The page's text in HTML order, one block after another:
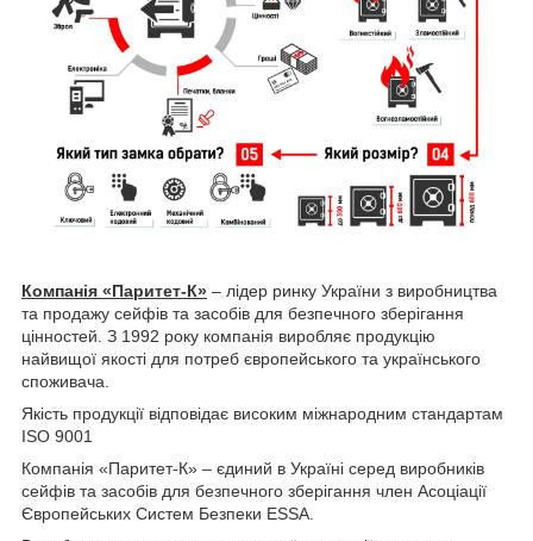
Компанія «Паритет-К» – лідер ринку України з виробництва
та продажу сейфів та засобів для безпечного зберігання
цінностей. З 1992 року компанія виробляє продукцію
найвищої якості для потреб європейського та українського
споживача.
Якість продукції відповідає високим міжнародним стандартам
ISO 9001
Компанія «Паритет-К» – єдиний в Україні серед виробників
сейфів та засобів для безпечного зберігання член Асоціації
Європейських Систем Безпеки ESSA.